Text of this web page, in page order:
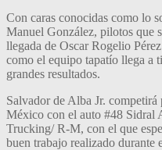
Con caras conocidas como lo
Manuel González, pilotos que
llegada de Oscar Rogelio
como el equipo tapatío llega a
grandes resultados.
Salvador de Alba Jr.
México con el auto #48 Sidral
Trucking/ R-M, con el que
buen trabajo realizado durante